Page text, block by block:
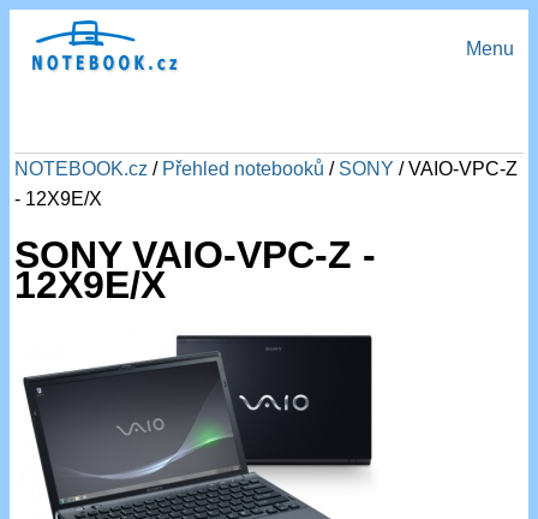
Menu
NOTEBOOK.cz / Přehled notebooků / SONY / VAIO-VPC-Z
- 12X9E/X
SONY VAIO-VPC-Z -
12X9E/X